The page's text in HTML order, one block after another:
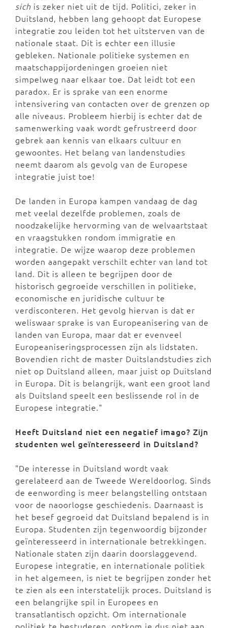
sich is zeker niet uit de tijd. Politici, zeker in
Duitsland, hebben lang gehoopt dat Europese
integratie zou leiden tot het uitsterven van de
nationale staat. Dit is echter een illusie
gebleken. Nationale politieke systemen en
maatschappijordeningen groeien niet
simpelweg naar elkaar toe. Dat leidt tot een
paradox. Er is sprake van een enorme
intensivering van contacten over de grenzen op
alle niveaus. Probleem hierbij is echter dat de
samenwerking vaak wordt gefrustreerd door
gebrek aan kennis van elkaars cultuur en
gewoontes. Het belang van landenstudies
neemt daarom als gevolg van de Europese
integratie juist toe!
De landen in Europa kampen vandaag de dag
met veelal dezelfde problemen, zoals de
noodzakelijke hervorming van de welvaartstaat
en vraagstukken rondom immigratie en
integratie. De wijze waarop deze problemen
worden aangepakt verschilt echter van land tot
land. Dit is alleen te begrijpen door de
historisch gegroeide verschillen in politieke,
economische en juridische cultuur te
verdisconteren. Het gevolg hiervan is dat er
weliswaar sprake is van Europeanisering van de
landen van Europa, maar dat er evenveel
Europeaniseringsprocessen zijn als lidstaten.
Bovendien richt de master Duitslandstudies zich
niet op Duitsland alleen, maar juist op Duitsland
in Europa. Dit is belangrijk, want een groot land
als Duitsland speelt een beslissende rol in de
Europese integratie."
Heeft Duitsland niet een negatief imago? Zijn
studenten wel geïnteresseerd in Duitsland?
"De interesse in Duitsland wordt vaak
gerelateerd aan de Tweede Wereldoorlog. Sinds
de eenwording is meer belangstelling ontstaan
voor de naoorlogse geschiedenis. Daarnaast is
het besef gegroeid dat Duitsland bepalend is in
Europa. Studenten zijn tegenwoordig bijzonder
geïnteresseerd in internationale betrekkingen.
Nationale staten zijn daarin doorslaggevend.
Europese integratie, en internationale politiek
in het algemeen, is niet te begrijpen zonder het
te zien als een interstatelijk proces. Duitsland is
een belangrijke spil in Europees en
transatlantisch opzicht. Om internationale